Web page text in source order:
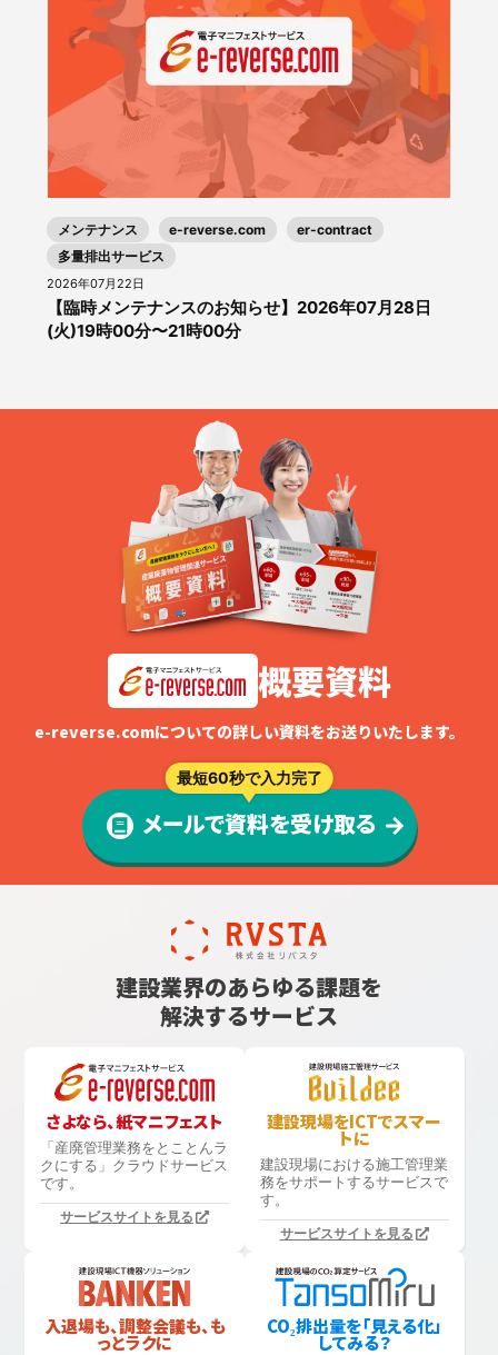
メンテナンス e-reverse.com
er-contract
多量排出サービス
2026年07月22日
【臨時メンテナンスのお知らせ】2026年07月28日
(火)19時00分〜21時00分
概要資料
e-reverse.comについての詳しい資料をお送りいたします。
最短60秒で入力完了
メールで資料を受け取る
建設業界のあらゆる課題を
解決するサービス
さよなら、紙マニフェスト
「産廃管理業務をとことんラ
クにする」 クラウドサービス
です。
サービスサイトを見る
建設現場をICTでスマー
トに
建設現場における施工管理業
務をサポートするサービスで
す。
サービスサイトを見る
入退場も、調整会議も、も
っとラクに
CO₂排出量を「見える化」
してみる？